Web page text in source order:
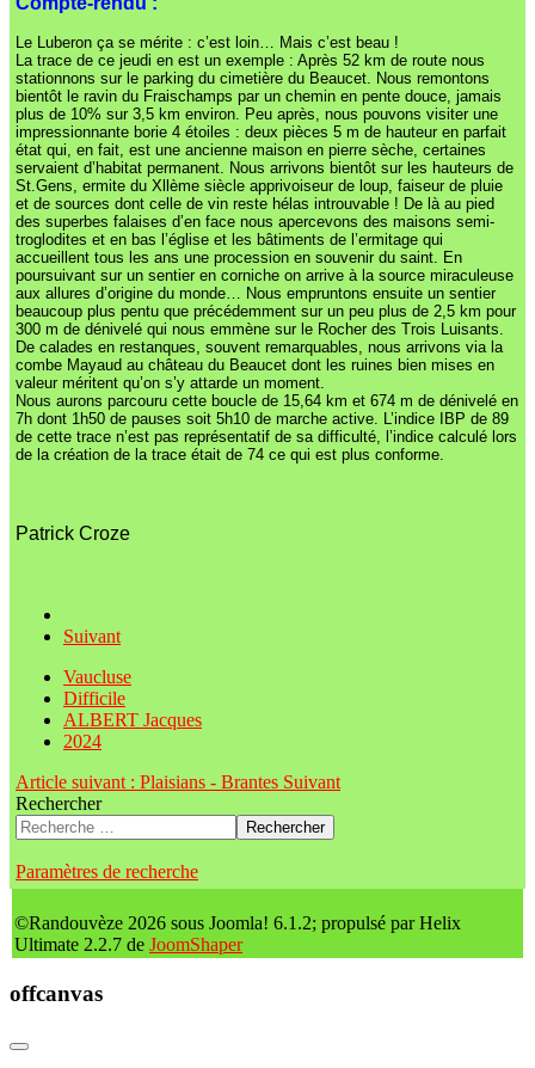
Le Luberon ça se mérite : c’est loin… Mais c’est beau !
La trace de ce jeudi en est un exemple : Après 52 km de route nous
stationnons sur le parking du cimetière du Beaucet. Nous remontons
bientôt le ravin du Fraischamps par un chemin en pente douce, jamais
plus de 10% sur 3,5 km environ. Peu après, nous pouvons visiter une
impressionnante borie 4 étoiles : deux pièces 5 m de hauteur en parfait
état qui, en fait, est une ancienne maison en pierre sèche, certaines
servaient d’habitat permanent. Nous arrivons bientôt sur les hauteurs de
St.Gens, ermite du Xllème siècle apprivoiseur de loup, faiseur de pluie
et de sources dont celle de vin reste hélas introuvable ! De là au pied
des superbes falaises d’en face nous apercevons des maisons semi-
troglodites et en bas l’église et les bâtiments de l’ermitage qui
accueillent tous les ans une procession en souvenir du saint. En
poursuivant sur un sentier en corniche on arrive à la source miraculeuse
aux allures d’origine du monde… Nous empruntons ensuite un sentier
beaucoup plus pentu que précédemment sur un peu plus de 2,5 km pour
300 m de dénivelé qui nous emmène sur le Rocher des Trois Luisants.
De calades en restanques, souvent remarquables, nous arrivons via la
combe Mayaud au château du Beaucet dont les ruines bien mises en
valeur méritent qu’on s’y attarde un moment.
Nous aurons parcouru cette boucle de 15,64 km et 674 m de dénivelé en
7h dont 1h50 de pauses soit 5h10 de marche active. L’indice IBP de 89
de cette trace n’est pas représentatif de sa difficulté, l’indice calculé lors
de la création de la trace était de 74 ce qui est plus conforme.
Patrick Croze
Suivant
Vaucluse
Difficile
ALBERT Jacques
2024
Article suivant : Plaisians - Brantes Suivant
Rechercher
Rechercher
Paramètres de recherche
©Randouvèze 2026 sous Joomla! 6.1.2; propulsé par Helix
Ultimate 2.2.7 de JoomShaper
offcanvas